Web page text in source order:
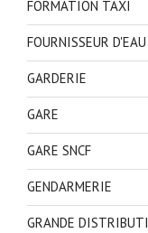
FORMATION TAXI
FOURNISSEUR D'EAU
GARDERIE
GARE
GARE SNCF
GENDARMERIE
GRANDE